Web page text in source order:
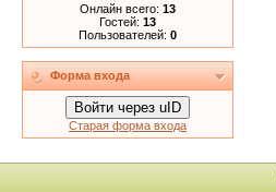
Онлайн всего: 13
Гостей: 13
Пользователей: 0
Форма входа
Войти через uID
Старая форма входа